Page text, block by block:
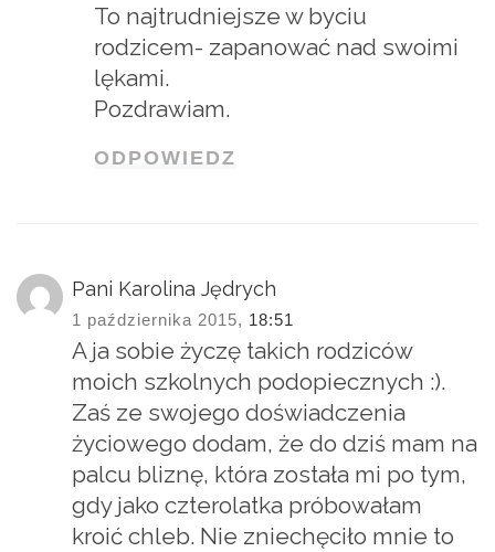
To najtrudniejsze w byciu
rodzicem- zapanować nad swoimi
lękami.
Pozdrawiam.
ODPOWIEDZ
Pani Karolina Jędrych
1 października 2015, 18:51
A ja sobie życzę takich rodziców
moich szkolnych podopiecznych :).
Zaś ze swojego doświadczenia
życiowego dodam, że do dziś mam na
palcu bliznę, która została mi po tym,
gdy jako czterolatka próbowałam
kroić chleb. Nie zniechęciło mnie to